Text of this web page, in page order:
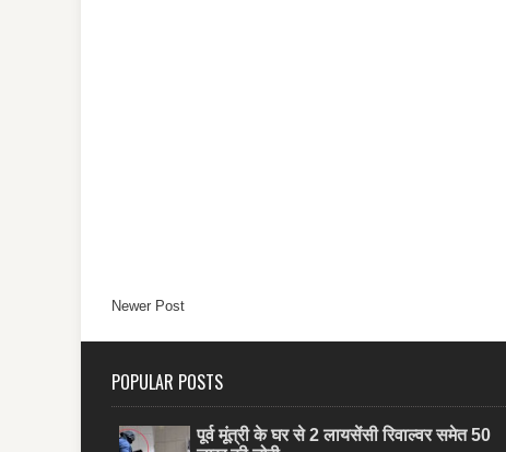
Newer Post
POPULAR POSTS
पूर्व मूंत्री के घर से 2 लायसेंसी रिवाल्वर समेत 50